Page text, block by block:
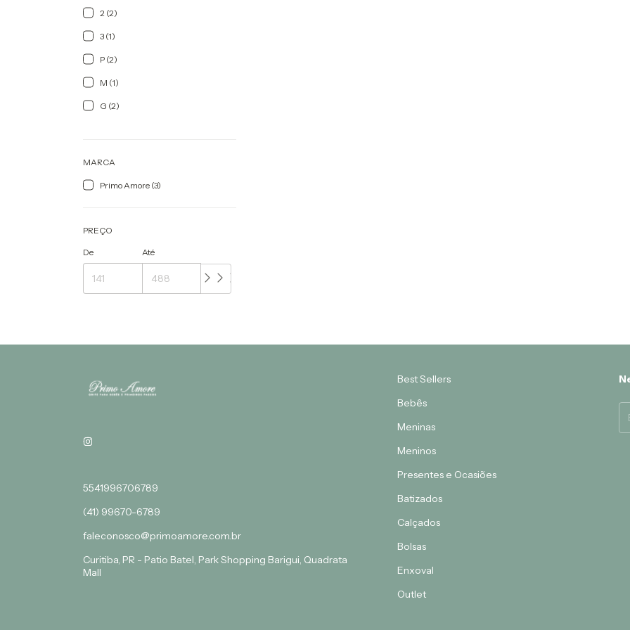
2 (2)
3 (1)
P (2)
M (1)
G (2)
MARCA
Primo Amore (3)
PREÇO
De Até
5541996706789
(41) 99670-6789
faleconosco@primoamore.com.br
Curitiba, PR - Patio Batel, Park Shopping Barigui, Quadrata
Mall
Best Sellers
Bebês
Meninas
Meninos
Presentes e Ocasiões
Batizados
Calçados
Bolsas
Enxoval
Outlet